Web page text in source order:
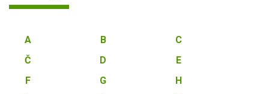
A B
C
Č
D
E
F
G
H